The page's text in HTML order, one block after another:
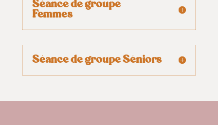
Séance de groupe
Femmes
Séance de groupe Séniors